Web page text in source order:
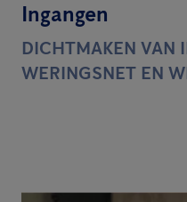
Ingangen
DICHTMAKEN VAN
WERINGSNET EN